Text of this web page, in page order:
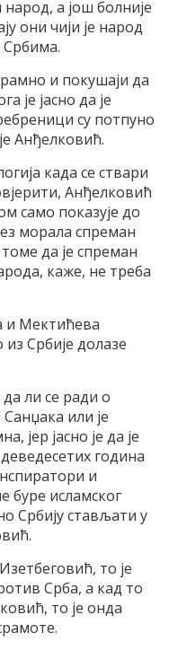
а још болније
они чији је народ
и покушаји да
је јасно да је
су потпуно
Анђелковић.
када се ствари
Анђелковић
само показује до
морала спреман
да је спреман
каже, не треба
и Мектићева
Србије долазе
ли се ради о
или је
јер јасно је да је
година
и
буре исламског
Србију стављати у
то је
Срба, а кад то
то је онда